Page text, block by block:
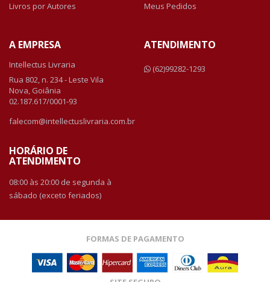
Livros por Autores
Meus Pedidos
A EMPRESA
Intellectus Livraria
Rua 802, n. 234 - Leste Vila
Nova, Goiânia
02.187.617/0001-93
falecom@intellectuslivraria.com.br
HORÁRIO DE
ATENDIMENTO
08:00 às 20:00 de segunda à
sábado (exceto feriados)
ATENDIMENTO
(62)99282-1293
FORMAS DE PAGAMENTO